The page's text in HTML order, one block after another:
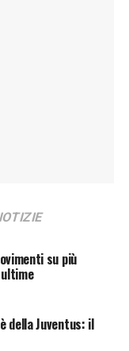
su più
della Juventus: il